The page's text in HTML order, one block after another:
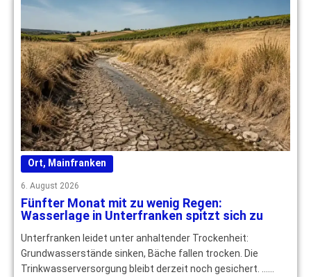
Ort, Mainfranken
6. August 2026
Fünfter Monat mit zu wenig Regen:
Wasserlage in Unterfranken spitzt sich zu
Unterfranken leidet unter anhaltender Trockenheit:
Grundwasserstände sinken, Bäche fallen trocken. Die
Trinkwasserversorgung bleibt derzeit noch gesichert. …